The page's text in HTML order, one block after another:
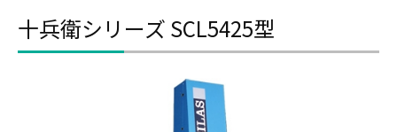
十兵衛シリーズ SCL5425型